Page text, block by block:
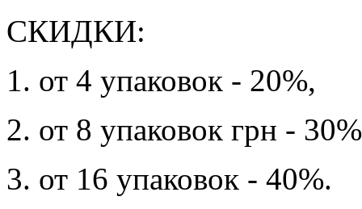
СКИДКИ:
1. от 4 упаковок - 20%,
2. от 8 упаковок грн -
3. от 16 упаковок - 40%.